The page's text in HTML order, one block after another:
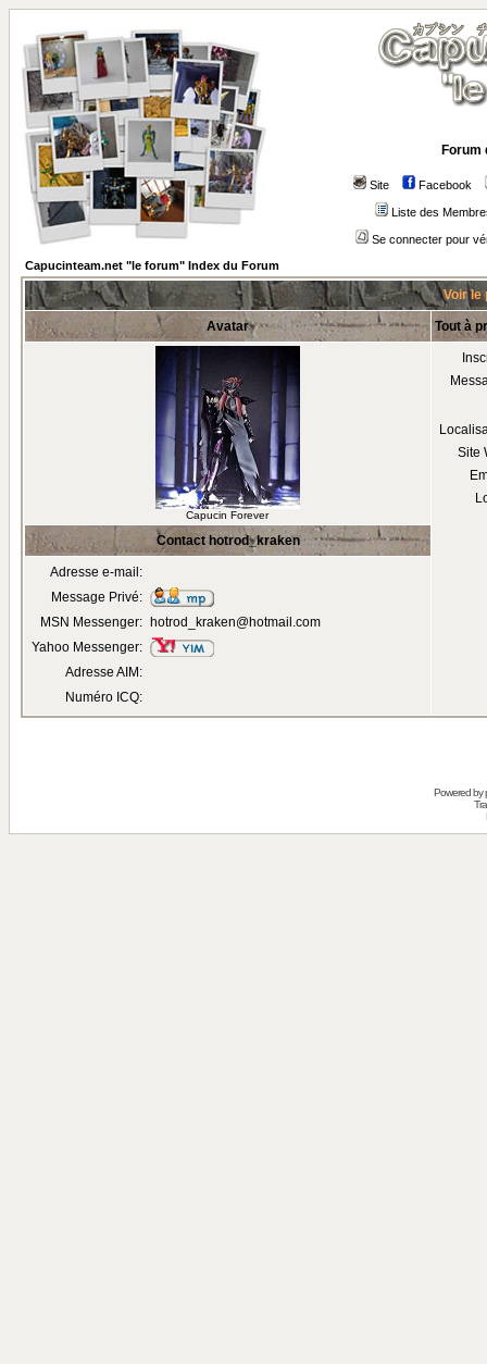
Forum
Site Facebook
Liste des
Se connecter pour
Capucinteam.net "le forum" Index du Forum
Voir le
Avatar Tout à
Capucin Forever
Site
Contact hotrod_kraken
Adresse e-mail:
Message Privé:
MSN Messenger:
hotrod_kraken@hotmail.com
Yahoo Messenger:
Adresse AIM:
Numéro ICQ:
Powered by